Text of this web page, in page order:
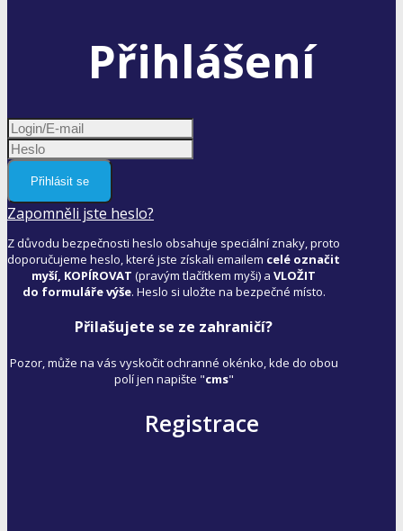
Přihlášení
Přihlásit se
Zapomněli jste heslo?
Z důvodu bezpečnosti heslo obsahuje speciální znaky, proto
doporučujeme heslo, které jste získali emailem celé označit
myší, KOPÍROVAT (pravým tlačítkem myši) a VLOŽIT
do formuláře výše. Heslo si uložte na bezpečné místo.
Přilašujete se ze zahraničí?
Pozor, může na vás vyskočit ochranné okénko, kde do obou
polí jen napište "cms"
Registrace